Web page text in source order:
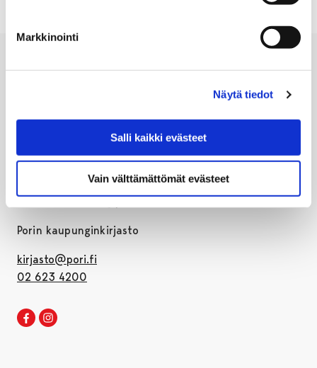
Markkinointi
Näytä tiedot
Salli kaikki evästeet
Vain välttämättömät evästeet
PL 121, 28101 PORI
vaihde 02 621 1100
etunimi.sukunimi@pori.fi
Porin kaupunginkirjasto
kirjasto@pori.fi
02 623 4200
Porin kirjaston Facebook
Avautuu uudessa välilehdessä